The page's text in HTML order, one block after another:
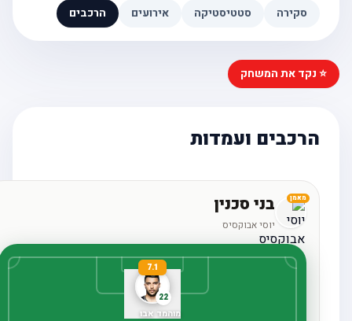
סקירה סטטיסטיקה אירועים הרכבים
⭐ נקד את המשחק
הרכבים ועמדות
מאמן בני סכנין
יוסי אבוקסיס
22
7.1
מוהמד אבו